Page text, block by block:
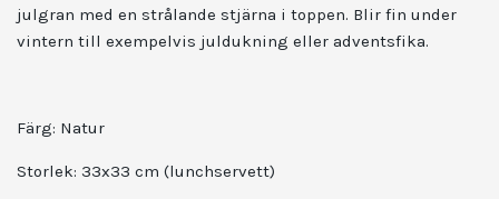
julgran med en strålande stjärna i toppen. Blir fin under
vintern till exempelvis juldukning eller adventsfika.
Färg: Natur
Storlek: 33x33 cm (lunchservett)